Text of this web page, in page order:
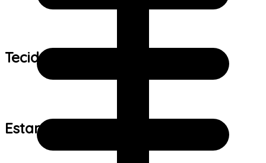
Tecido:
Estampa: